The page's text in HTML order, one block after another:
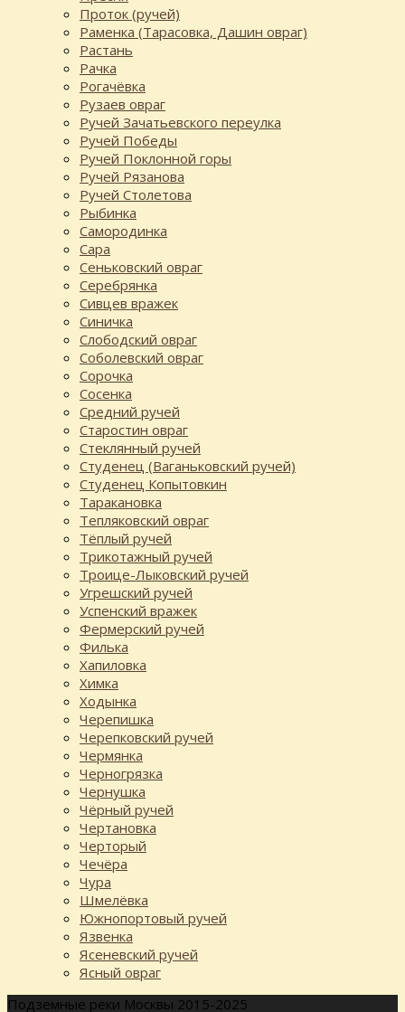
Проток (ручей)
Раменка (Тарасовка, Дашин овраг)
Растань
Рачка
Рогачёвка
Рузаев овраг
Ручей Зачатьевского переулка
Ручей Победы
Ручей Поклонной горы
Ручей Рязанова
Ручей Столетова
Рыбинка
Самородинка
Сара
Сеньковский овраг
Серебрянка
Сивцев вражек
Синичка
Слободский овраг
Соболевский овраг
Сорочка
Сосенка
Средний ручей
Старостин овраг
Стеклянный ручей
Студенец (Ваганьковский ручей)
Студенец Копытовкин
Таракановка
Тепляковский овраг
Тёплый ручей
Трикотажный ручей
Троице-Лыковский ручей
Угрешский ручей
Успенский вражек
Фермерский ручей
Филька
Хапиловка
Химка
Ходынка
Черепишка
Черепковский ручей
Чермянка
Черногрязка
Чернушка
Чёрный ручей
Чертановка
Черторый
Чечёра
Чура
Шмелёвка
Южнопортовый ручей
Язвенка
Ясеневский ручей
Ясный овраг
Подземные реки Москвы 2015-2025